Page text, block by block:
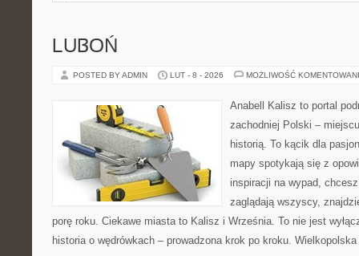
LUBOŃ
POSTED BY ADMIN LUT - 8 - 2026 MOŻLIWOŚĆ
Anabell Kalisz to portal
zachodniej Polski –
historią. To kącik dla
mapy spotykają się z
inspiracji na wypad,
zaglądają wszyscy,
porę roku. Ciekawe miasta to Kalisz i Września. To nie jest
historia o wędrówkach – prowadzona krok po kroku.